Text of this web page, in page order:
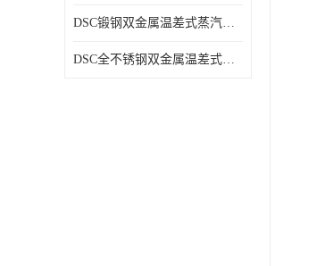
DSC锻钢双金属温差式蒸汽疏水阀SB81、SB81F
DSC全不锈钢双金属温差式蒸汽疏水阀SB73、SB73F